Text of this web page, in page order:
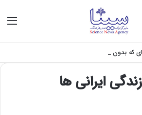
که بدون تغذیه خطرناک می‌شود
ایرانی ها